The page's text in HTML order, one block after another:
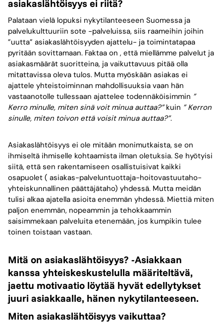
asiakaslähtöisyys ei riitä?
Palataan vielä lopuksi nykytilanteeseen Suomessa ja
palvelukulttuuriin sote -palveluissa, siis raameihin joihin
”uutta” asiakaslähtöisyyden ajattelu- ja toimintatapaa
pyritään sovittamaan. Faktaa on , että miellämme palvelut ja
asiakasmäärät suoritteina, ja vaikuttavuus pitää olla
mitattavissa oleva tulos. Mutta myöskään asiakas ei
ajattele yhteistoiminnan mahdollisuuksia vaan hän
vastaanotolle tullessaan ajattelee todennäköisimmin ”
Kerro minulle, miten sinä voit minua auttaa?”kuin ” Kerron
sinulle, miten toivon että voisit minua auttaa?”.
Asiakaslähtöisyys ei ole mitään monimutkaista, se on
ihmiseltä ihmiselle kohtaamista ilman oletuksia. Se hyötyisi
siitä, että sen rakentamiseen osallistuisivat kaikki
osapuolet ( asiakas-palveluntuottaja-hoitovastuutaho-
yhteiskunnallinen päättäjätaho) yhdessä. Mutta meidän
tulisi alkaa ajatella asioita enemmän yhdessä. Miettiä miten
paljon enemmän, nopeammin ja tehokkaammin
saisimmekaan palveluita etenemään, jos kumpikin tulee
toinen toistaan vastaan.
Mitä on asiakaslähtöisyys? -Asiakkaan
kanssa yhteiskeskustelulla määriteltävä,
jaettu motivaatio löytää hyvät edellytykset
juuri asiakkaalle, hänen nykytilanteeseen.
Miten asiakaslähtöisyys vaikuttaa?